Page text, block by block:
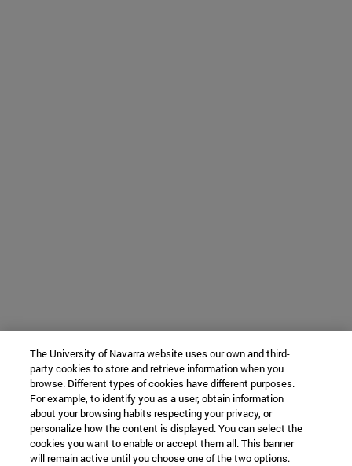
The University of Navarra website uses our own and third-
party cookies to store and retrieve information when you
browse. Different types of cookies have different purposes.
For example, to identify you as a user, obtain information
about your browsing habits respecting your privacy, or
personalize how the content is displayed. You can select the
cookies you want to enable or accept them all. This banner
will remain active until you choose one of the two options.